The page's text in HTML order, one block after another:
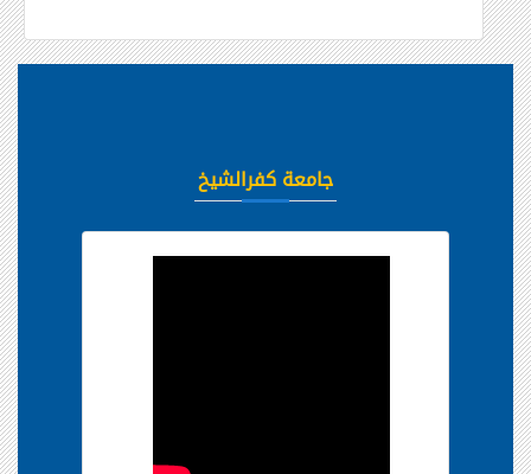
جامعة كفرالشيخ